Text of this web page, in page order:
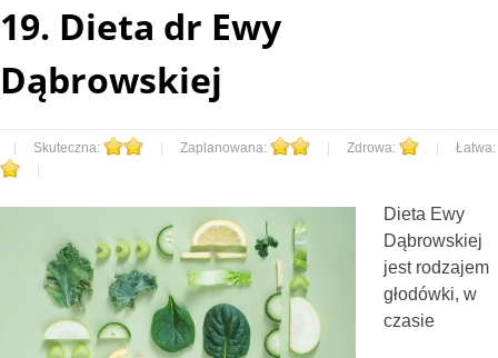
19. Dieta dr Ewy
Dąbrowskiej
| Skuteczna: | Zaplanowana: | Zdrowa: |
Łatwa:
|
Dieta Ewy
Dąbrowskiej
jest rodzajem
głodówki, w
czasie